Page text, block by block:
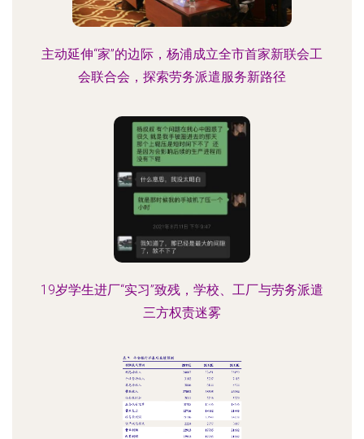
主动延伸“家”的边际，杨浦成立全市首家新联会工
会联合会，探索劳务派遣服务新路径
19岁学生进厂“实习”致残，学校、工厂与劳务派遣
三方权责迷雾